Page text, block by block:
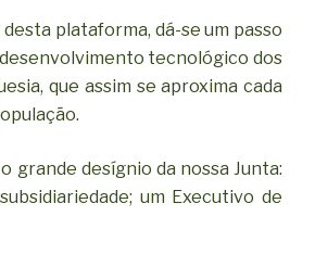
plataforma, dá-se um passo
tecnológico dos
que assim se aproxima cada
grande desígnio da nossa Junta:
um Executivo de